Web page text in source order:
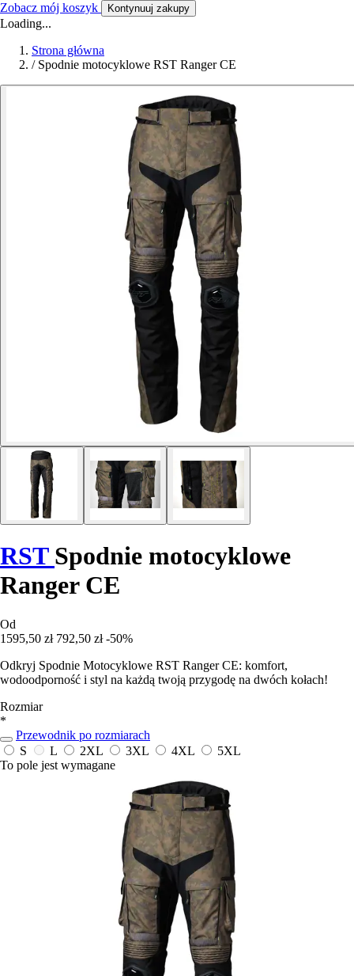
Zobacz mój koszyk Kontynuuj zakupy
Loading...
Strona główna
/ Spodnie motocyklowe RST Ranger CE
RST Spodnie motocyklowe
Ranger CE
Od
1595,50 zł 792,50 zł -50%
Odkryj Spodnie Motocyklowe RST Ranger CE: komfort,
wodoodporność i styl na każdą twoją przygodę na dwóch kołach!
Rozmiar
*
Przewodnik po rozmiarach
S
L 2XL 3XL 4XL
5XL
To pole jest wymagane